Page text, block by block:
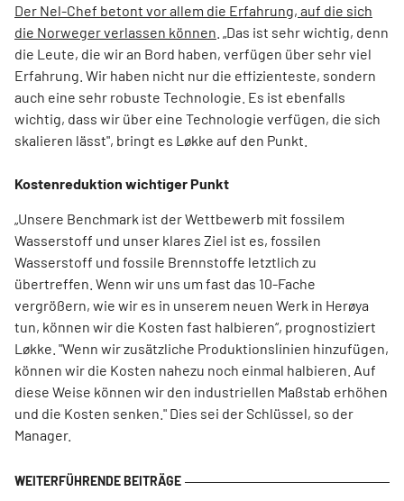
Der Nel-Chef betont vor allem die Erfahrung, auf die sich
die Norweger verlassen können . „Das ist sehr wichtig, denn
die Leute, die wir an Bord haben, verfügen über sehr viel
Erfahrung. Wir haben nicht nur die effizienteste, sondern
auch eine sehr robuste Technologie. Es ist ebenfalls
wichtig, dass wir über eine Technologie verfügen, die sich
skalieren lässt", bringt es Løkke auf den Punkt.
Kostenreduktion wichtiger Punkt
„Unsere Benchmark ist der Wettbewerb mit fossilem
Wasserstoff und unser klares Ziel ist es, fossilen
Wasserstoff und fossile Brennstoffe letztlich zu
übertreffen. Wenn wir uns um fast das 10-Fache
vergrößern, wie wir es in unserem neuen Werk in Herøya
tun, können wir die Kosten fast halbieren“, prognostiziert
Løkke. "Wenn wir zusätzliche Produktionslinien hinzufügen,
können wir die Kosten nahezu noch einmal halbieren. Auf
diese Weise können wir den industriellen Maßstab erhöhen
und die Kosten senken." Dies sei der Schlüssel, so der
Manager.